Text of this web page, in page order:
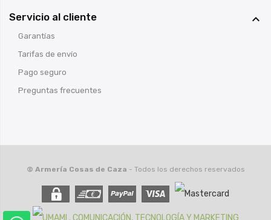
Servicio al cliente 
Garantías
Tarifas de envío
Pago seguro
Preguntas frecuentes
© Armería Cosas de Caza - Todos los derechos reservados